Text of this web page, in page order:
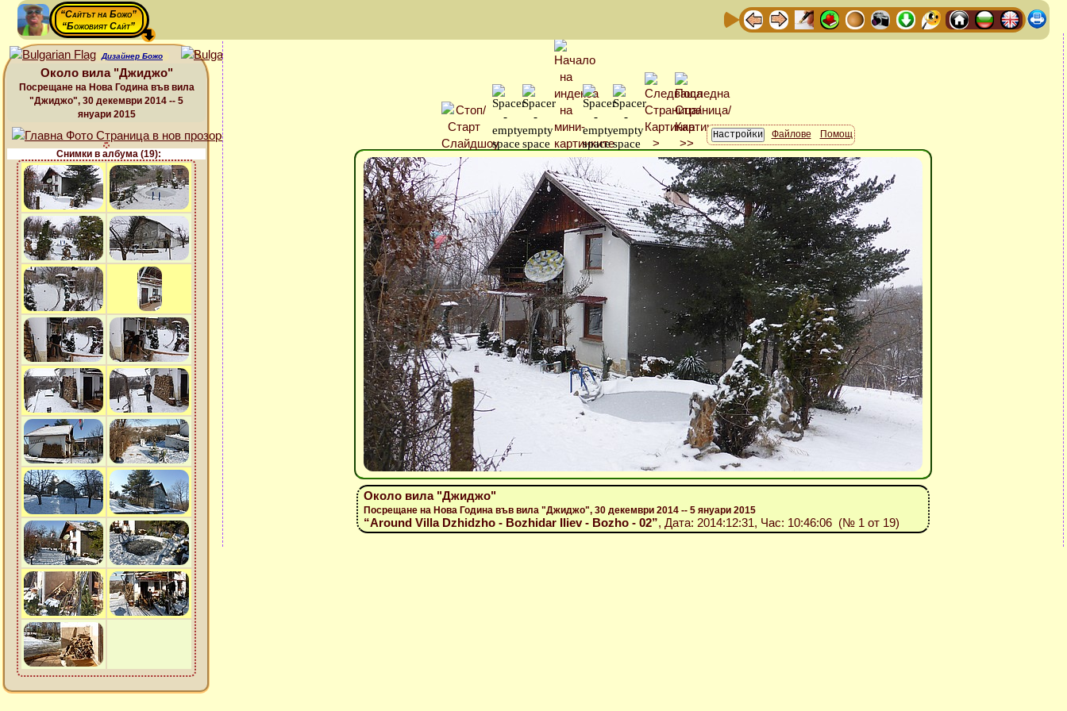
“Сайтът на Божо”
“Божовият Сайт”
Дизайнер Божо
Около вила "Джиджо"
Посрещане на Нова Година във вила
"Джиджо", 30 декември 2014 -- 5
януари 2015
Снимки в албума (19):
Файлове Помощ
Около вила "Джиджо"
Посрещане на Нова Година във вила "Джиджо", 30 декември 2014 -- 5 януари 2015
“Around Villa Dzhidzho - Bozhidar Iliev - Bozho - 02”, Дата: 2014:12:31, Час: 10:46:06 (№ 1 от 19)